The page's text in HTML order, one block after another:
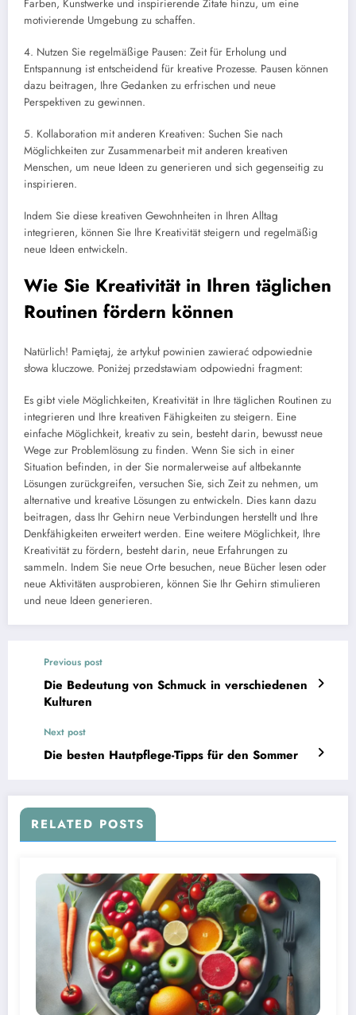
Farben, Kunstwerke und inspirierende Zitate hinzu, um eine
motivierende Umgebung zu schaffen.
4. Nutzen Sie regelmäßige Pausen: Zeit für Erholung und
Entspannung ist entscheidend für kreative Prozesse. Pausen können
dazu beitragen, Ihre Gedanken zu erfrischen und neue
Perspektiven zu gewinnen.
5. Kollaboration mit anderen Kreativen: Suchen Sie nach
Möglichkeiten zur Zusammenarbeit mit anderen kreativen
Menschen, um neue Ideen zu generieren und sich gegenseitig zu
inspirieren.
Indem Sie diese kreativen Gewohnheiten in Ihren Alltag
integrieren, können Sie Ihre Kreativität steigern und regelmäßig
neue Ideen entwickeln.
Wie Sie Kreativität in Ihren täglichen
Routinen fördern können
Natürlich! Pamiętaj, że artykuł powinien zawierać odpowiednie
słowa kluczowe. Poniżej przedstawiam odpowiedni fragment:
Es gibt viele Möglichkeiten, Kreativität in Ihre täglichen Routinen zu
integrieren und Ihre kreativen Fähigkeiten zu steigern. Eine
einfache Möglichkeit, kreativ zu sein, besteht darin, bewusst neue
Wege zur Problemlösung zu finden. Wenn Sie sich in einer
Situation befinden, in der Sie normalerweise auf altbekannte
Lösungen zurückgreifen, versuchen Sie, sich Zeit zu nehmen, um
alternative und kreative Lösungen zu entwickeln. Dies kann dazu
beitragen, dass Ihr Gehirn neue Verbindungen herstellt und Ihre
Denkfähigkeiten erweitert werden. Eine weitere Möglichkeit, Ihre
Kreativität zu fördern, besteht darin, neue Erfahrungen zu
sammeln. Indem Sie neue Orte besuchen, neue Bücher lesen oder
neue Aktivitäten ausprobieren, können Sie Ihr Gehirn stimulieren
und neue Ideen generieren.
Previous post
Die Bedeutung von Schmuck in verschiedenen
Kulturen
Next post
Die besten Hautpflege-Tipps für den Sommer
RELATED POSTS